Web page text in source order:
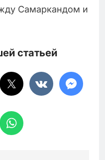
Самаркандом и
статьей